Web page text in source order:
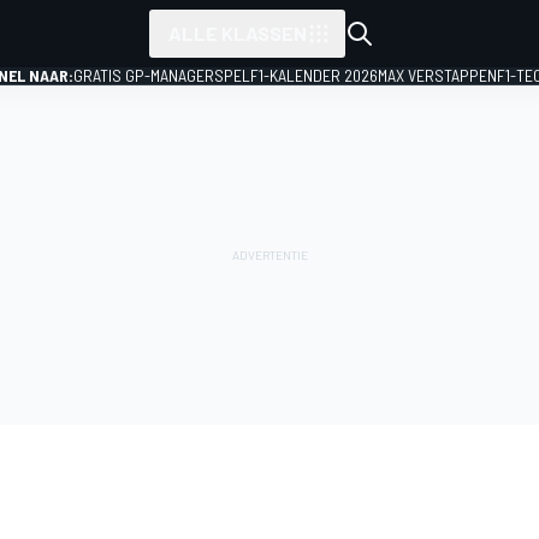
NAAR:GRATIS GP-MANAGERSPEL F1-KALENDER 2026MAX VERSTAPPENF1-